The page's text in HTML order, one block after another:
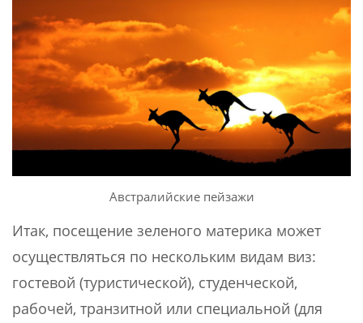
Австралийские пейзажи
Итак, посещение зеленого материка может
осуществляться по нескольким видам виз:
гостевой (туристической), студенческой,
рабочей, транзитной или специальной (для